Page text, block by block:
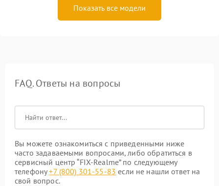
Показать все модели
FAQ. Ответы на вопросы
Вы можете ознакомиться с приведенными ниже
часто задаваемыми вопросами, либо обратиться в
сервисный центр “FIX-Realme” по следующему
телефону+7 (800) 301-55-83 если не нашли ответ на
свой вопрос.